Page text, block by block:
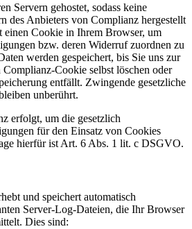
Servern gehostet, sodass keine
des Anbieters von Complianz hergestellt
einen Cookie in Ihrem Browser, um
bzw. deren Widerruf zuordnen zu
werden gespeichert, bis Sie uns zur
Cookie selbst löschen oder
entfällt. Zwingende gesetzliche
unberührt.
erfolgt, um die gesetzlich
für den Einsatz von Cookies
hierfür ist Art. 6 Abs. 1 lit. c DSGVO.
und speichert automatisch
Server-Log-Dateien, die Ihr Browser
Dies sind: